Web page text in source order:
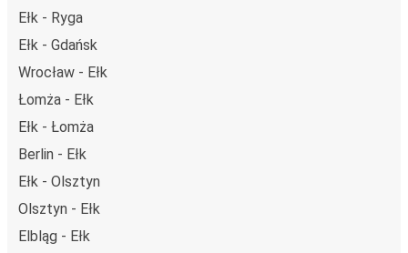
Ełk - Ryga
Ełk - Gdańsk
Wrocław - Ełk
Łomża - Ełk
Ełk - Łomża
Berlin - Ełk
Ełk - Olsztyn
Olsztyn - Ełk
Elbląg - Ełk